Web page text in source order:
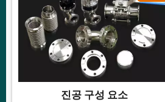
진공 구성 요소